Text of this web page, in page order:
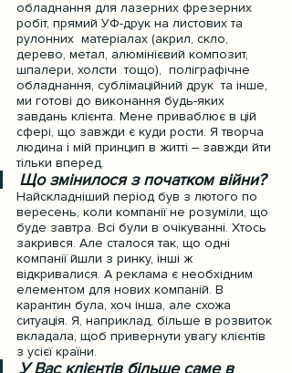
обладнання для лазерних фрезерних
робіт, прямий УФ-друк на листових та
рулонних  матеріалах (акрил, скло,
дерево, метал, алюмінієвий композит,
шпалери, холсти  тощо),  поліграфічне
обладнання, сублімаційний друк  та інше,
ми готові до виконання будь-яких
завдань клієнта. Мене приваблює в цій
сфері, що завжди є куди рости. Я творча
людина і мій принцип в житті – завжди йти
тільки вперед.
Що змінилося з початком війни?
Найскладніший період був з лютого по
вересень, коли компанії не розуміли, що
буде завтра. Всі були в очікуванні. Хтось
закрився. Але сталося так, що одні
компанії йшли з ринку, інші ж
відкривалися. А реклама є необхідним
елементом для нових компаній. В
карантин була, хоч інша, але схожа
ситуація. Я, наприклад, більше в розвиток
вкладала, щоб привернути увагу клієнтів
з усієї країни.
У Вас клієнтів більше саме в